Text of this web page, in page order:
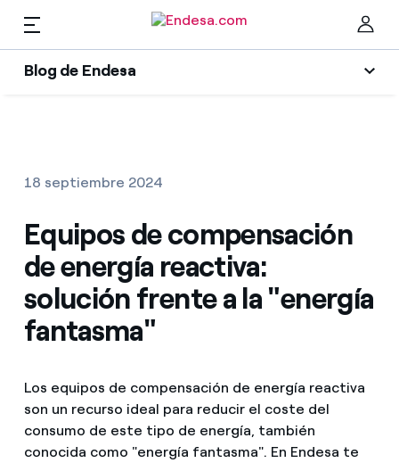
Blog de Endesa
Climatización
Gas
Movilidad
Solar
Empresas
Consejos de ahorro
Empresas y Autónomos
Encuentra la tarifa que más te conviene
Compara nuestras tarifas de empresa y ahorra
¿Cómo ver mis facturas de Endesa?
¿Cómo cambiar el titular del contrato?
Gas
Mantenimientos
Solar
Clima
Servicios
ES
18 septiembre 2024
Equipos de compensación
de energía reactiva:
solución frente a la "energía
fantasma"
Los equipos de compensación de energía reactiva
son un recurso ideal para reducir el coste del
consumo de este tipo de energía, también
conocida como "energía fantasma". En Endesa te